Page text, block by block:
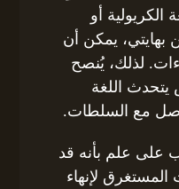
الكريولية أو
بهايتي، يمكن أن
لذلك، يُنصح
يتحدث اللغة
مع السلطات.
على علم بأنه قد
لإنهاء